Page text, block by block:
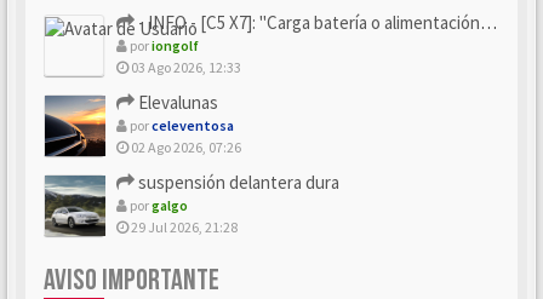
- INFO - [C5 X7]: "Carga batería o alimentación eléctri...
poriongolf
03 Ago 2026, 12:33
Elevalunas
porceleventosa
02 Ago 2026, 07:26
suspensión delantera dura
porgalgo
29 Jul 2026, 21:28
AVISO IMPORTANTE